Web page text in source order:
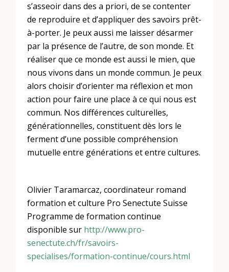
s’asseoir dans des a priori, de se contenter
de reproduire et d’appliquer des savoirs prêt-
à-porter. Je peux aussi me laisser désarmer
par la présence de l’autre, de son monde. Et
réaliser que ce monde est aussi le mien, que
nous vivons dans un monde commun. Je peux
alors choisir d’orienter ma réflexion et mon
action pour faire une place à ce qui nous est
commun. Nos différences culturelles,
générationnelles, constituent dès lors le
ferment d’une possible compréhension
mutuelle entre générations et entre cultures.
Olivier Taramarcaz, coordinateur romand
formation et culture Pro Senectute Suisse
Programme de formation continue
disponible sur http://www.pro-
senectute.ch/fr/savoirs-
specialises/formation-continue/cours.html